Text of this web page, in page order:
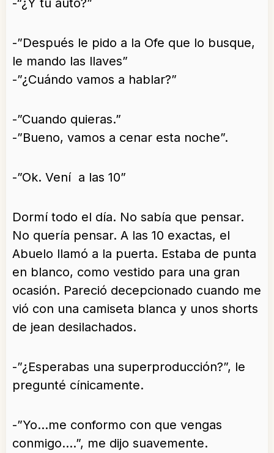
-“¿Y tu auto?”
-”Después le pido a la Ofe que lo busque,
le mando las llaves”
-”¿Cuándo vamos a hablar?”
-”Cuando quieras.”
-”Bueno, vamos a cenar esta noche”.
-”Ok. Vení a las 10”
Dormí todo el día. No sabía que pensar.
No quería pensar. A las 10 exactas, el
Abuelo llamó a la puerta. Estaba de punta
en blanco, como vestido para una gran
ocasión. Pareció decepcionado cuando me
vió con una camiseta blanca y unos shorts
de jean desilachados.
-”¿Esperabas una superproducción?”, le
pregunté cínicamente.
-”Yo…me conformo con que vengas
conmigo….”, me dijo suavemente.